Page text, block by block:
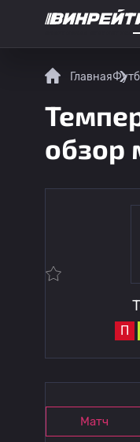
Главная
обзор
П
Матч